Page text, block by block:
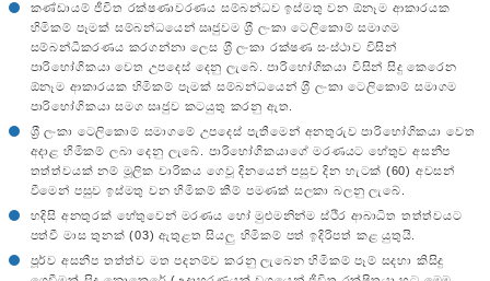
කණ්ඩායම් ජීවිත රක්ෂණාවරණය සම්බන්ධව ඉස්මතු වන ඕනෑම ආකාරයක
හිමිකම් පෑමක් සම්බන්ධයෙන් ඍජුවම ශ‍්‍රී ලංකා ටෙලිකොම් සමාගම
සම්බන්ධීකරණය කරගන්නා ලෙස ශ‍්‍රී ලංකා රක්ෂණ සංස්ථාව විසින්
පාරිභෝගිකයා වෙත උපදෙස් දෙනු ලැබේ. පාරිභෝගිකයා විසින් සිදු කෙරෙන
ඕනෑම ආකාරයක හිමිකම් පෑමක් සම්බන්ධයෙන් ශ‍්‍රී ලංකා ටෙලිකොම් සමාගම
පාරිභෝගිකයා සමග සෘජුව කටයුතු කරනු ඇත.
ශ‍්‍රී ලංකා ටෙලිකොම් සමාගමේ උපදෙස් පැතීමෙන් අනතුරුව පාරිභෝගිකයා වෙත
අදාළ හිමිකම් ලබා දෙනු ලැබේ. පාරිභෝගිකයාගේ මරණයට හේතුව අසනීප
තත්ත්වයක් නම් මූලික වාරිකය ගෙවූ දිනයෙන් පසුව දින හැටක් (60) අවසන්
වීමෙන් පසුව ඉස්මතු වන හිමිකම් කීම් පමණක් සලකා බලනු ලැබේ.
හදිසි අනතුරක් හේතුවෙන් මරණය හෝ මුළුමනින්ම ස්ථිර ආබාධිත තත්ත්වයට
පත්වී මාස තුනක් (03) ඇතුළත සියලු හිමිකම් පත් ඉදිරිපත් කළ යුතුයි.
පූර්ව අසනීප තත්ත්ව මත පදනම්ව කරනු ලැබෙන හිමිකම් පෑම් සදහා කිසිදු